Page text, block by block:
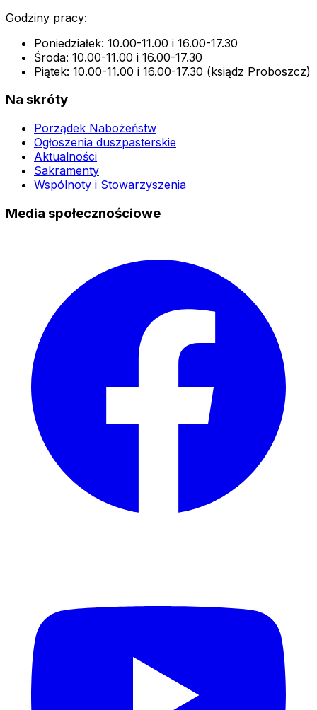
Godziny pracy:
Poniedziałek: 10.00-11.00 i 16.00-17.30
Środa: 10.00-11.00 i 16.00-17.30
Piątek: 10.00-11.00 i 16.00-17.30 (ksiądz Proboszcz)
Na skróty
Porządek Nabożeństw
Ogłoszenia duszpasterskie
Aktualności
Sakramenty
Wspólnoty i Stowarzyszenia
Media społecznościowe